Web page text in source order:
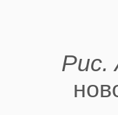
Рис.